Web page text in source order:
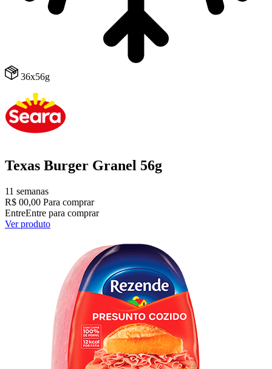
36x56g
Texas Burger Granel 56g
11 semanas
R$ 00,00 Para comprar
EntreEntre para comprar
Ver produto